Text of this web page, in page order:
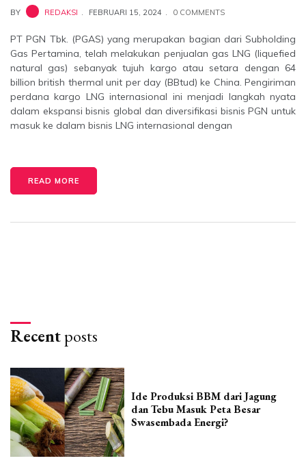
BY REDAKSI FEBRUARI 15, 2024 0 COMMENTS
PT PGN Tbk. (PGAS) yang merupakan bagian dari Subholding
Gas Pertamina, telah melakukan penjualan gas LNG (liquefied
natural gas) sebanyak tujuh kargo atau setara dengan 64
billion british thermal unit per day (BBtud) ke China. Pengiriman
perdana kargo LNG internasional ini menjadi langkah nyata
dalam ekspansi bisnis global dan diversifikasi bisnis PGN untuk
masuk ke dalam bisnis LNG internasional dengan
READ MORE
Recentposts
Ide Produksi BBM dari Jagung
dan Tebu Masuk Peta Besar
Swasembada Energi?